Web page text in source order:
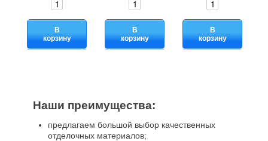
В
корзину
В
корзину
В
корзину
Наши преимущества:
предлагаем большой выбор качественных
отделочных материалов;